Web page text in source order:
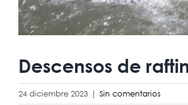
Descensos de
24 diciembre 2023 | Sin comentarios